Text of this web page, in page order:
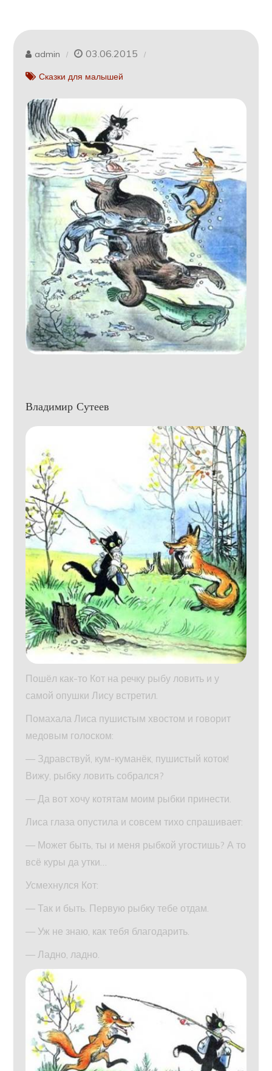
admin 03.06.2015
Сказки для малышей
Владимир Сутеев
Пошёл как-то Кот на речку рыбу ловить и у
самой опушки Лису встретил.
Помахала Лиса пушистым хвостом и говорит
медовым голоском:
— Здравствуй, кум-куманёк, пушистый коток!
Вижу, рыбку ловить собрался?
— Да вот хочу котятам моим рыбки принести.
Лиса глаза опустила и совсем тихо спрашивает:
— Может быть, ты и меня рыбкой угостишь? А то
всё куры да утки…
Усмехнулся Кот:
— Так и быть. Первую рыбку тебе отдам.
— Уж не знаю, как тебя благодарить.
— Ладно, ладно.